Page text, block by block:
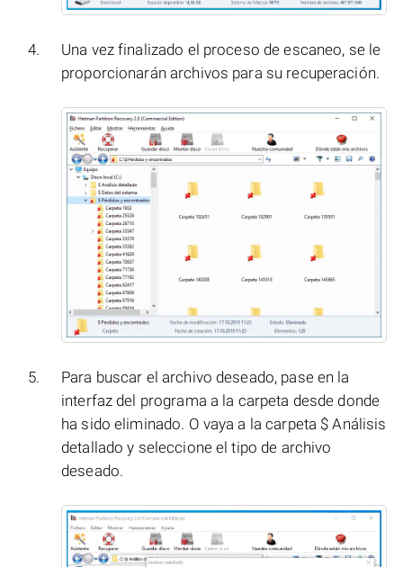
Una vez finalizado el proceso de escaneo, se le
proporcionarán archivos para su recuperación.
Para buscar el archivo deseado, pase en la
interfaz del programa a la carpeta desde donde
ha sido eliminado. O vaya a la carpeta $ Análisis
detallado y seleccione el tipo de archivo
deseado.